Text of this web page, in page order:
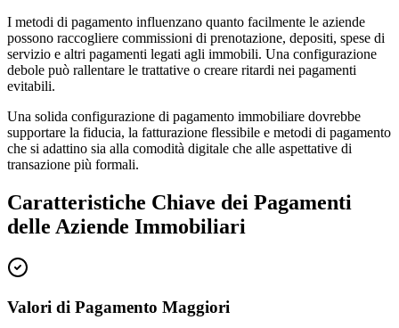
I metodi di pagamento influenzano quanto facilmente le aziende
possono raccogliere commissioni di prenotazione, depositi, spese di
servizio e altri pagamenti legati agli immobili. Una configurazione
debole può rallentare le trattative o creare ritardi nei pagamenti
evitabili.
Una solida configurazione di pagamento immobiliare dovrebbe
supportare la fiducia, la fatturazione flessibile e metodi di pagamento
che si adattino sia alla comodità digitale che alle aspettative di
transazione più formali.
Caratteristiche Chiave dei Pagamenti
delle Aziende Immobiliari
Valori di Pagamento Maggiori